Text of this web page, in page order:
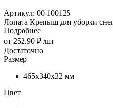
Артикул: 00-100125
Лопата Крепыш для уборки
Подробнее
от 252.90 ₽ /шт
Достаточно
Размер
465х340х32 мм
Цвет